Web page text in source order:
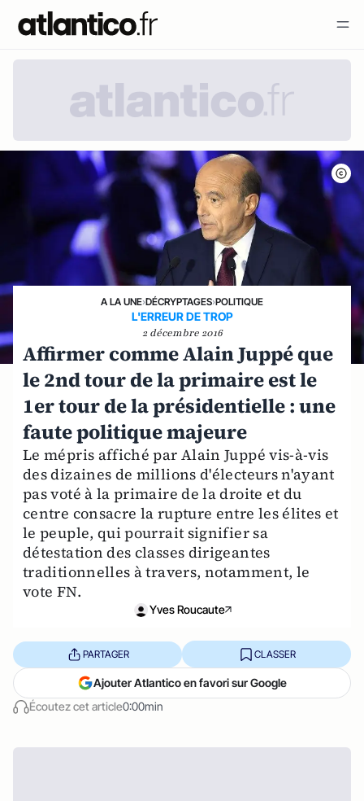
A LA UNE›DÉCRYPTAGES›POLITIQUE
L'ERREUR DE TROP
2 décembre 2016
Affirmer comme Alain Juppé que
le 2nd tour de la primaire est le
1er tour de la présidentielle : une
faute politique majeure
Le mépris affiché par Alain Juppé vis-à-vis
des dizaines de millions d'électeurs n'ayant
pas voté à la primaire de la droite et du
centre consacre la rupture entre les élites et
le peuple, qui pourrait signifier sa
détestation des classes dirigeantes
traditionnelles à travers, notamment, le
vote FN.
Yves Roucaute
Écoutez cet article0:00min
PARTAGER CLASSER
Ajouter Atlantico en favori sur Google